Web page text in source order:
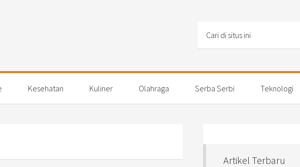
Kesehatan Kuliner Olahraga Serba Serbi Teknologi
Artikel Terbaru